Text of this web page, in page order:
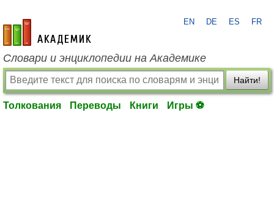
academic.ru
EN DE ES FR
Словари и энциклопедии на Академике
Найти!
Толкования Переводы Книги Игры ⚽